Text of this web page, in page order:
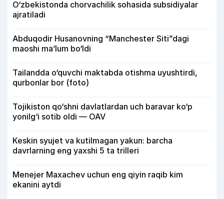
O‘zbekistonda chorvachilik sohasida subsidiyalar
ajratiladi
Abduqodir Husanovning “Manchester Siti”dagi
maoshi ma’lum bo‘ldi
Tailandda o‘quvchi maktabda otishma uyushtirdi,
qurbonlar bor (foto)
Tojikiston qo‘shni davlatlardan uch baravar ko‘p
yonilg‘i sotib oldi — OAV
Keskin syujet va kutilmagan yakun: barcha
davrlarning eng yaxshi 5 ta trilleri
Menejer Maxachev uchun eng qiyin raqib kim
ekanini aytdi